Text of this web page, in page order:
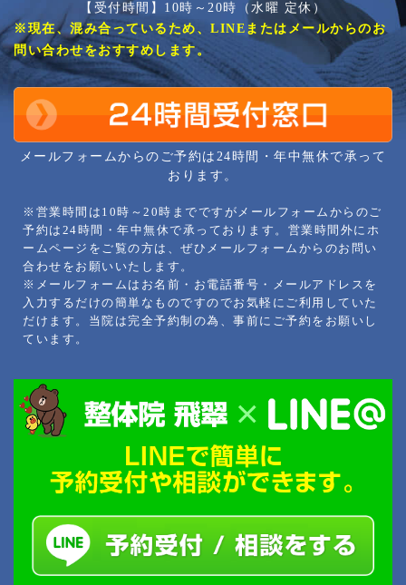
【受付時間】10時～20時（水曜 定休）
※現在、混み合っているため、LINEまたはメールからのお
問い合わせをおすすめします。
メールフォームからのご予約は24時間・年中無休で承って
おります。
※営業時間は10時～20時までですがメールフォームからのご
予約は24時間・年中無休で承っております。営業時間外にホ
ームページをご覧の方は、ぜひメールフォームからのお問い
合わせをお願いいたします。
※メールフォームはお名前・お電話番号・メールアドレスを
入力するだけの簡単なものですのでお気軽にご利用していた
だけます。当院は完全予約制の為、事前にご予約をお願いし
ています。